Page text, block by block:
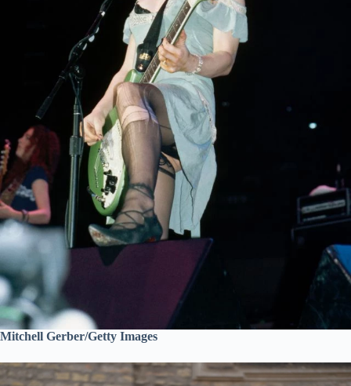
Mitchell Gerber/Getty Images